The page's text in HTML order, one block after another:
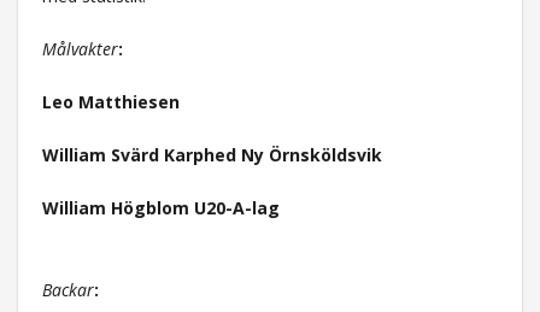
Målvakter:
Leo Matthiesen
William Svärd Karphed Ny Örnsköldsvik
William Högblom U20-A-lag
Backar: